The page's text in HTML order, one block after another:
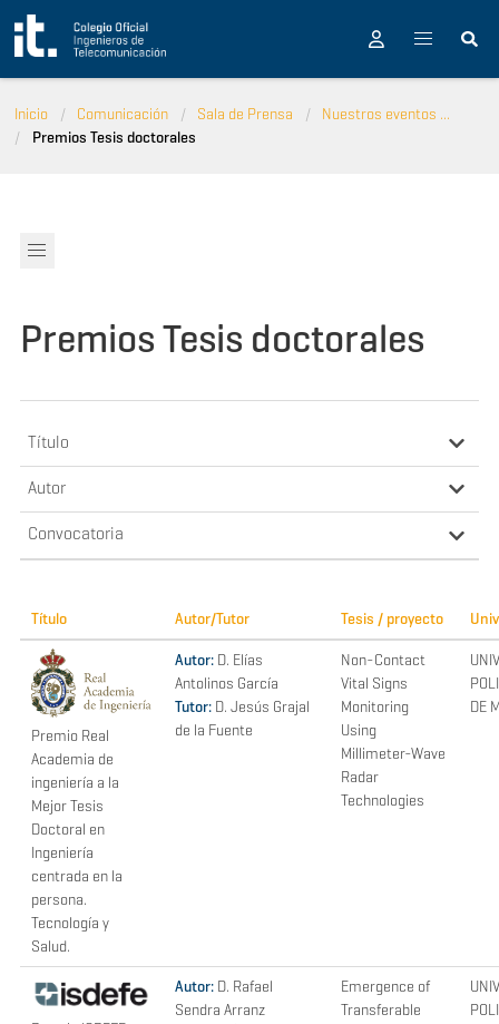
Pasar al contenido principal
Inicio Comunicación Sala de Prensa
Nuestros eventos ...
Premios Tesis doctorales
Premios Tesis doctorales
Título
Autor
Convocatoria
Título Autor/Tutor Tesis / proyecto
Premio Real
Academia de
ingeniería a la
Mejor Tesis
Doctoral en
Ingeniería
centrada en la
persona.
Tecnología y
Salud.
Autor: D. Elías
Antolinos García
Tutor: D. Jesús Grajal
de la Fuente
Non-Contact
Vital Signs
Monitoring
Using
Millimeter-Wave
Radar
Technologies
DE
Autor: D. Rafael
Sendra Arranz
Emergence of
Transferable